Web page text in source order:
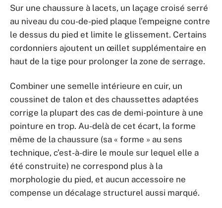
Sur une chaussure à lacets, un laçage croisé serré
au niveau du cou-de-pied plaque l’empeigne contre
le dessus du pied et limite le glissement. Certains
cordonniers ajoutent un œillet supplémentaire en
haut de la tige pour prolonger la zone de serrage.
Combiner une semelle intérieure en cuir, un
coussinet de talon et des chaussettes adaptées
corrige la plupart des cas de demi-pointure à une
pointure en trop. Au-delà de cet écart, la forme
même de la chaussure (sa « forme » au sens
technique, c’est-à-dire le moule sur lequel elle a
été construite) ne correspond plus à la
morphologie du pied, et aucun accessoire ne
compense un décalage structurel aussi marqué.